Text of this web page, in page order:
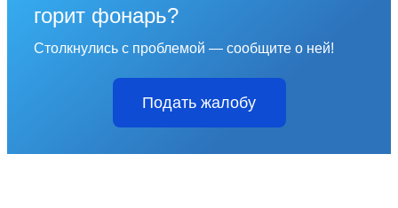
горит фонарь?
Столкнулись с проблемой — сообщите о ней!
Подать жалобу